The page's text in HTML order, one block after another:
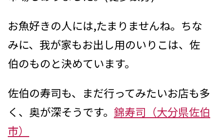
お魚好きの人には,たまりませんね。 ちな
みに、我が家もお出し用のいりこは、佐
伯のものと決めています。
佐伯の寿司も、まだ行ってみたいお店も多
く、奥が深そうです。 錦寿司（大分県佐伯
市）